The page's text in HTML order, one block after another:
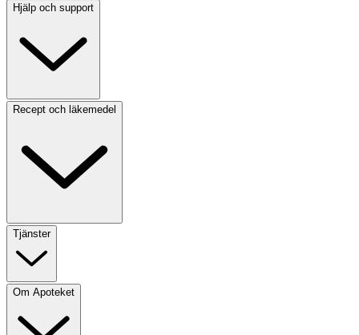
Hjälp och support
Recept och läkemedel
Tjänster
Om Apoteket